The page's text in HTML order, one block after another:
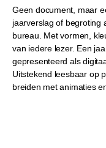
Geen document, maar
jaarverslag of begroting
bureau. Met vormen,
van iedere lezer. Een
gepresenteerd als
Uitstekend leesbaar op
breiden met animaties en